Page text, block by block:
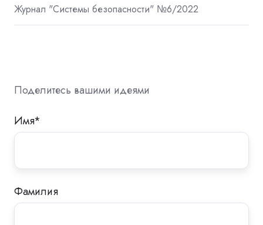
Журнал "Системы безопасности" №6/2022
Поделитесь вашими идеями
Имя*
Фамилия